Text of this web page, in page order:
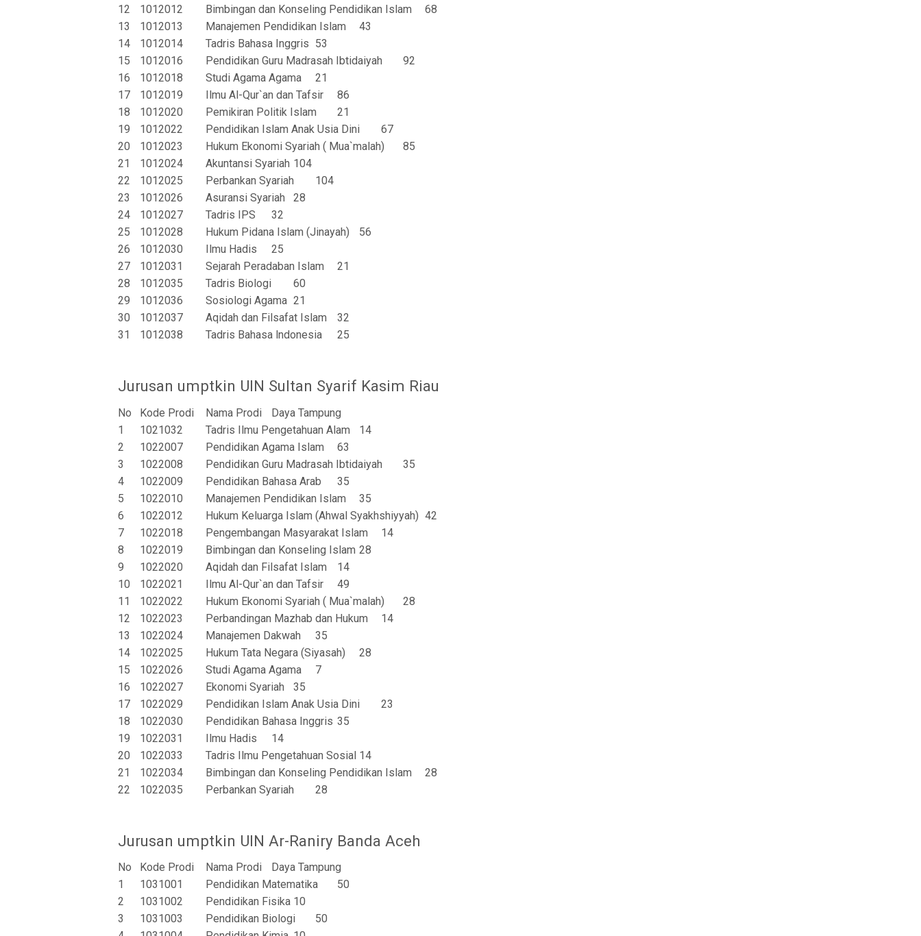
12
1012012 Bimbingan dan Konseling Pendidikan Islam
68
13
1012013 Manajemen Pendidikan Islam
43
14
1012014 Tadris Bahasa Inggris 53
15
1012016 Pendidikan Guru Madrasah Ibtidaiyah
92
16
1012018 Studi Agama Agama
21
17
1012019 Ilmu Al-Qur`an dan Tafsir
86
18
1012020 Pemikiran Politik Islam
21
19
1012022 Pendidikan Islam Anak Usia Dini
67
20
1012023 Hukum Ekonomi Syariah ( Mua`malah)
85
21
1012024 Akuntansi Syariah 104
22
1012025 Perbankan Syariah
104
23
1012026 Asuransi Syariah
28
24
1012027 Tadris IPS
32
25
1012028 Hukum Pidana Islam (Jinayah)
56
26
1012030 Ilmu Hadis
25
27
1012031 Sejarah Peradaban Islam
21
28
1012035 Tadris Biologi
60
29
1012036 Sosiologi Agama 21
30
1012037 Aqidah dan Filsafat Islam
32
31
1012038 Tadris Bahasa lndonesia 25
Jurusan umptkin UIN Sultan Syarif Kasim Riau
No Kode Prodi Nama Prodi
Daya Tampung
1
1021032 Tadris Ilmu Pengetahuan Alam
14
2
1022007 Pendidikan Agama Islam
63
3
1022008 Pendidikan Guru Madrasah Ibtidaiyah
35
4
1022009 Pendidikan Bahasa Arab
35
5
1022010 Manajemen Pendidikan Islam
35
6
1022012 Hukum Keluarga Islam (Ahwal Syakhshiyyah) 42
7
1022018 Pengembangan Masyarakat Islam
14
8
1022019 Bimbingan dan Konseling Islam 28
9
1022020 Aqidah dan Filsafat Islam
14
10
1022021 Ilmu Al-Qur`an dan Tafsir
49
11
1022022 Hukum Ekonomi Syariah ( Mua`malah)
28
12
1022023 Perbandingan Mazhab dan Hukum
14
13
1022024 Manajemen Dakwah
35
14
1022025 Hukum Tata Negara (Siyasah)
28
15
1022026 Studi Agama Agama
7
16
1022027 Ekonomi Syariah
35
17
1022029 Pendidikan Islam Anak Usia Dini
23
18
1022030 Pendidikan Bahasa Inggris 35
19
1022031 Ilmu Hadis
14
20
1022033 Tadris Ilmu Pengetahuan Sosial 14
21
1022034 Bimbingan dan Konseling Pendidikan Islam
28
22
1022035 Perbankan Syariah 28
Jurusan umptkin UIN Ar-Raniry Banda Aceh
No Kode Prodi Nama Prodi
Daya Tampung
1
1031001 Pendidikan Matematika
50
2
1031002 Pendidikan Fisika 10
3
1031003 Pendidikan Biologi
50